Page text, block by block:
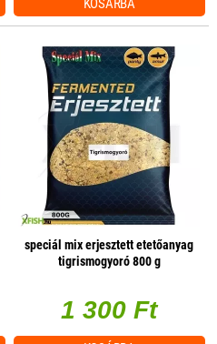
KOSÁRBA
speciál mix erjesztett etetőanyag
tigrismogyoró 800 g
1 300 Ft